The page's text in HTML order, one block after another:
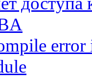
error